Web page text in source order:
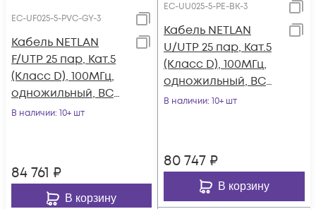
EC-UF025-5-PVC-GY-3
Кабель NETLAN
F/UTP 25 пар, Кат.5
(Класс D), 100МГц,
одножильный, BC
(чистая медь),
В наличии: 10+ шт
84 761 ₽
В корзину
EC-UU025-5-PE-BK-3
Кабель NETLAN
U/UTP 25 пар, Кат.5
(Класс D), 100МГц,
одножильный, BC
(чистая медь),
В наличии: 10+ шт
80 747 ₽
В корзину